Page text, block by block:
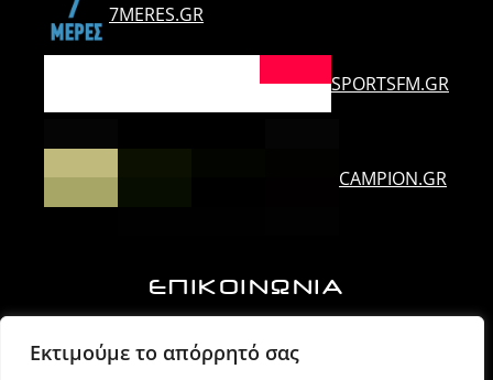
Εκτιμούμε το απόρρητό σας
7MERES.GR
SPORTSFM.GR
CAMPION.GR
ΕΠΙΚΟΙΝΩΝΙΑ